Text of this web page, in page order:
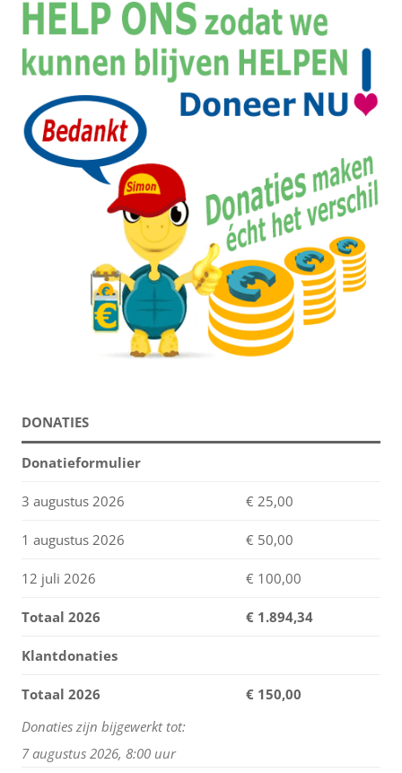
DONATIES
Donatieformulier
3 augustus 2026 € 25,00
1 augustus 2026 € 50,00
12 juli 2026 € 100,00
Totaal 2026 € 1.894,34
Klantdonaties
Totaal 2026
€ 150,00
Donaties zijn bijgewerkt tot:
7 augustus 2026, 8:00 uur